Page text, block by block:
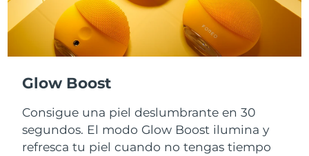
Glow Boost
Consigue una piel deslumbrante en 30
segundos. El modo Glow Boost ilumina y
refresca tu piel cuando no tengas tiempo
Tailandia Entrega prevista8/16/26
Turquía Entrega prevista8/13/26
Emiratos Árabes
Reino Unido Entrega prevista8/12/26